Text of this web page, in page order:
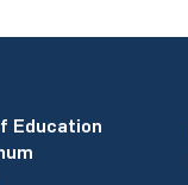
Education